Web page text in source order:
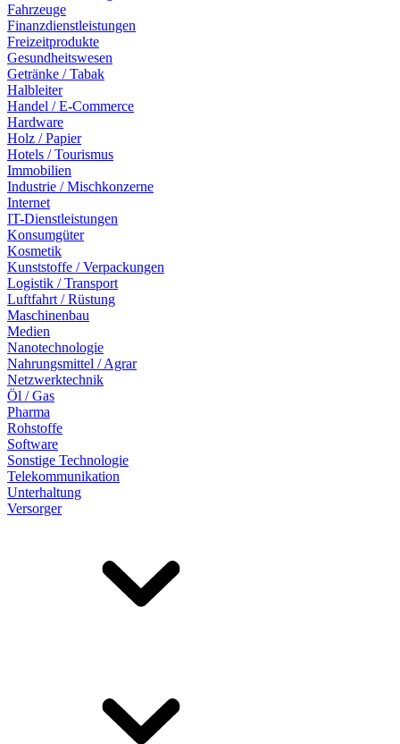
Fahrzeuge
Finanzdienstleistungen
Freizeitprodukte
Gesundheitswesen
Getränke / Tabak
Halbleiter
Handel / E-Commerce
Hardware
Holz / Papier
Hotels / Tourismus
Immobilien
Industrie / Mischkonzerne
Internet
IT-Dienstleistungen
Konsumgüter
Kosmetik
Kunststoffe / Verpackungen
Logistik / Transport
Luftfahrt / Rüstung
Maschinenbau
Medien
Nanotechnologie
Nahrungsmittel / Agrar
Netzwerktechnik
Öl / Gas
Pharma
Rohstoffe
Software
Sonstige Technologie
Telekommunikation
Unterhaltung
Versorger